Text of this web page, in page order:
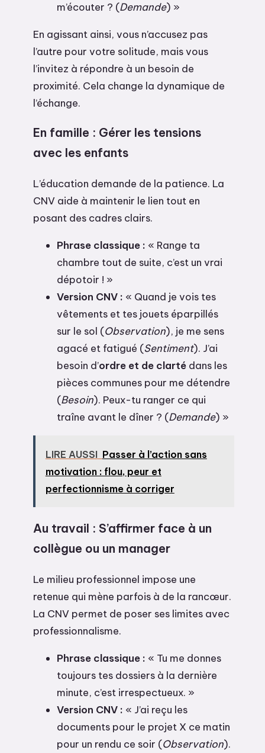
m’écouter ? (Demande) »
En agissant ainsi, vous n’accusez pas
l’autre pour votre solitude, mais vous
l’invitez à répondre à un besoin de
proximité. Cela change la dynamique de
l’échange.
En famille : Gérer les tensions
avec les enfants
L’éducation demande de la patience. La
CNV aide à maintenir le lien tout en
posant des cadres clairs.
Phrase classique : « Range ta
chambre tout de suite, c’est un vrai
dépotoir ! »
Version CNV : « Quand je vois tes
vêtements et tes jouets éparpillés
sur le sol (Observation), je me sens
agacé et fatigué (Sentiment). J’ai
besoin d’ordre et de clarté dans les
pièces communes pour me détendre
(Besoin). Peux-tu ranger ce qui
traîne avant le dîner ? (Demande) »
LIRE AUSSI Passer à l’action sans
motivation : flou, peur et
perfectionnisme à corriger
Au travail : S’affirmer face à un
collègue ou un manager
Le milieu professionnel impose une
retenue qui mène parfois à de la rancœur.
La CNV permet de poser ses limites avec
professionnalisme.
Phrase classique : « Tu me donnes
toujours tes dossiers à la dernière
minute, c’est irrespectueux. »
Version CNV : « J’ai reçu les
documents pour le projet X ce matin
pour un rendu ce soir (Observation).